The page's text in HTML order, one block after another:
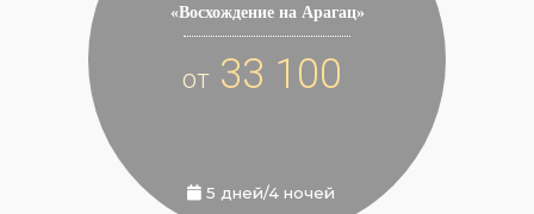
«Восхождение на Арагац»
от 33 100
5 дней/4 ночей